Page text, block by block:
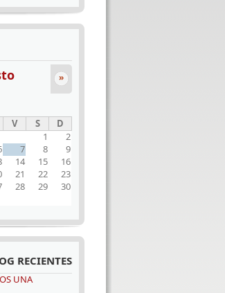
»
V S
D
1
2
7 8
9
14 15
16
21 22
23
28 29
30
RECIENTES
UNA